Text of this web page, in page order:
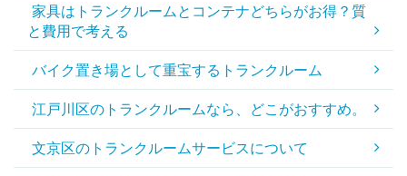
家具はトランクルームとコンテナどちらがお得？質
と費用で考える
バイク置き場として重宝するトランクルーム
江戸川区のトランクルームなら、どこがおすすめ。
文京区のトランクルームサービスについて